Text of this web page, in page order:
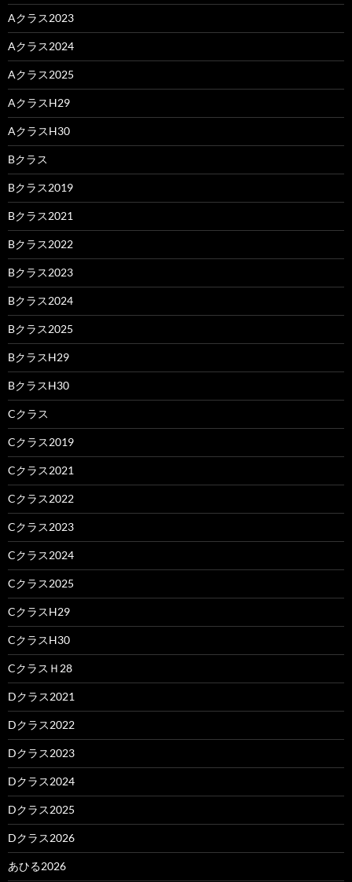
Aクラス2023
Aクラス2024
Aクラス2025
AクラスH29
AクラスH30
Bクラス
Bクラス2019
Bクラス2021
Bクラス2022
Bクラス2023
Bクラス2024
Bクラス2025
BクラスH29
BクラスH30
Cクラス
Cクラス2019
Cクラス2021
Cクラス2022
Cクラス2023
Cクラス2024
Cクラス2025
CクラスH29
CクラスH30
CクラスＨ28
Dクラス2021
Dクラス2022
Dクラス2023
Dクラス2024
Dクラス2025
Dクラス2026
あひる2026